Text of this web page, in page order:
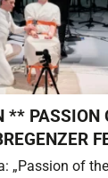
** PASSION
„Passion of